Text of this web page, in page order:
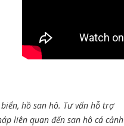
hồ san hô. Tư vấn hỗ trợ
liên quan đến san hô cá cảnh